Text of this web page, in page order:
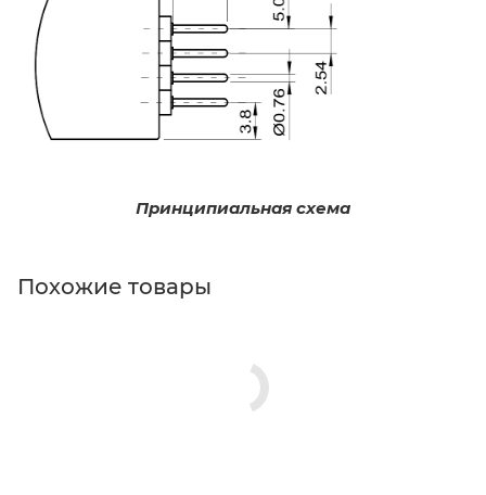
Принципиальная схема
Похожие товары